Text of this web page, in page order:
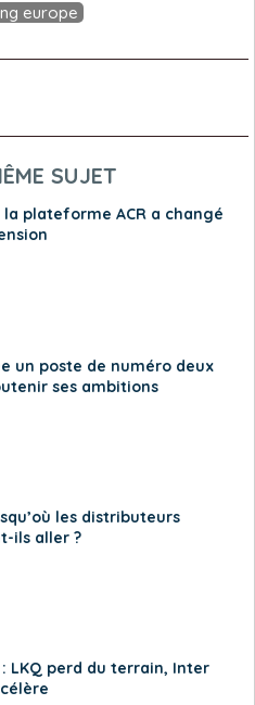
europe
SUJET
la plateforme ACR a changé
un poste de numéro deux
ses ambitions
les distributeurs
ils aller ?
: LKQ perd du terrain, Inter